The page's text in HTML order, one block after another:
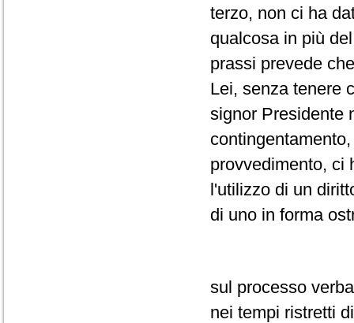
terzo, non ci ha
qualcosa in più
prassi prevede
Lei, senza tenere
signor Presidente
provvedimento, ci
l'utilizzo di un
di uno in forma
sul processo
nei tempi ristretti